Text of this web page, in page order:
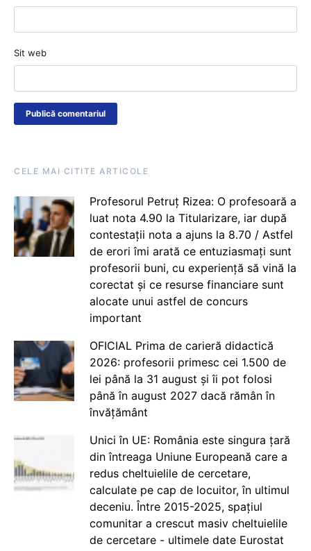
Sit web
CELE MAI CITITE ARTICOLE
Profesorul Petruț Rizea: O profesoară a
luat nota 4.90 la Titularizare, iar după
contestații nota a ajuns la 8.70 / Astfel
de erori îmi arată ce entuziasmați sunt
profesorii buni, cu experiență să vină la
corectat și ce resurse financiare sunt
alocate unui astfel de concurs
important
OFICIAL Prima de carieră didactică
2026: profesorii primesc cei 1.500 de
lei până la 31 august și îi pot folosi
până în august 2027 dacă rămân în
învățământ
Unici în UE: România este singura țară
din întreaga Uniune Europeană care a
redus cheltuielile de cercetare,
calculate pe cap de locuitor, în ultimul
deceniu. Între 2015-2025, spațiul
comunitar a crescut masiv cheltuielile
de cercetare - ultimele date Eurostat